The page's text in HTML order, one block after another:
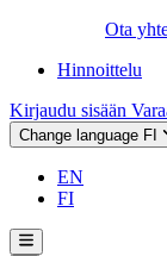
Ota
Hinnoittelu
Kirjaudu sisään
Change language FI
EN
FI